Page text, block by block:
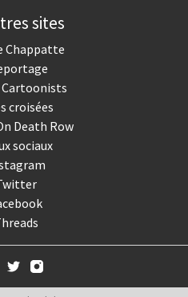
sites
Chappatte
Cartoonists
croisées
Death Row
sociaux